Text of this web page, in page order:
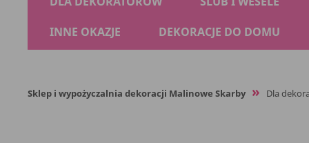
INNE OKAZJE
DEKORACJE DO DOMU
Sklep i wypożyczalnia dekoracji Malinowe Skarby Dla